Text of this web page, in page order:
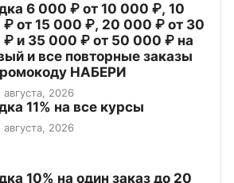
6 000 ₽ от 10 000 ₽, 10
от 15 000 ₽, 20 000 ₽ от 30
и 35 000 ₽ от 50 000 ₽ на
и все повторные заказы
НАБЕРИ
2026
11% на все курсы
2026
10% на один заказ до 20